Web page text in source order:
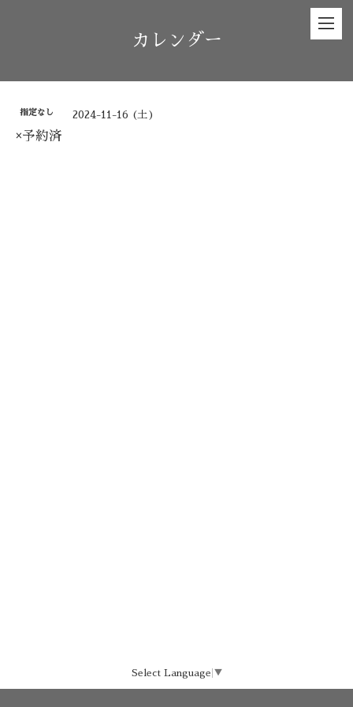
カレンダー
指定なし 2024-11-16 (土)
×予約済
Select Language ▼